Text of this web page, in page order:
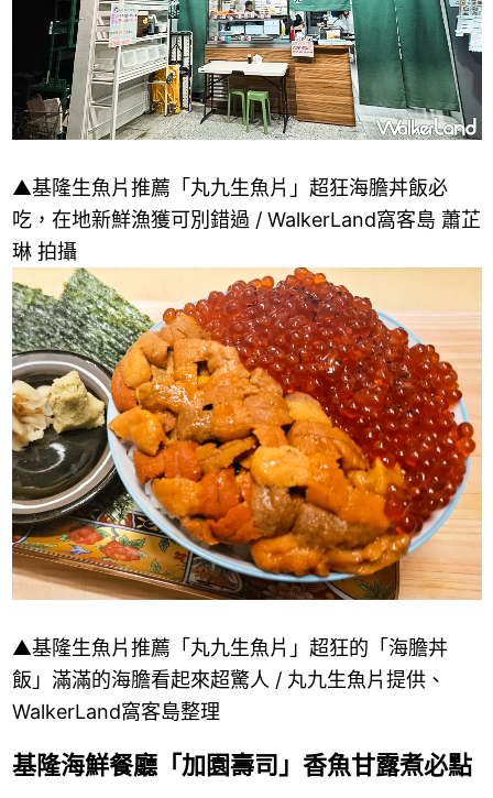
▲基隆生魚片推薦「丸九生魚片」超狂海膽丼飯必
吃，在地新鮮漁獲可別錯過 / WalkerLand窩客島 蕭芷
琳 拍攝
▲基隆生魚片推薦「丸九生魚片」超狂的「海膽丼
飯」滿滿的海膽看起來超驚人 / 丸九生魚片提供、
WalkerLand窩客島整理
基隆海鮮餐廳「加園壽司」香魚甘露煮必點